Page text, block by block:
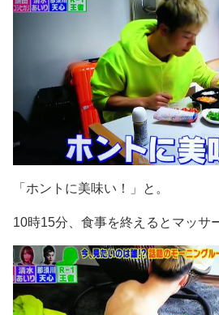
「ホントに美味い！」と。
10時15分、食事を終えるとマッサ